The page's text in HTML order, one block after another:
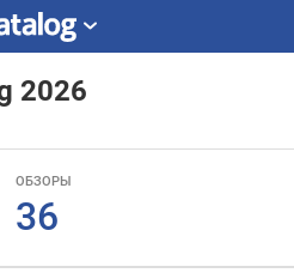
2026
ОБЗОРЫ
36